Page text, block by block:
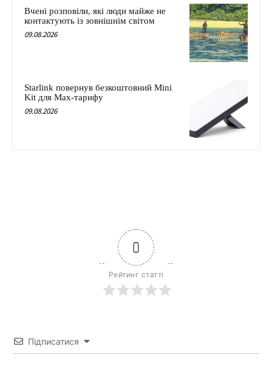
Вчені розповіли, які люди майже не
контактують із зовнішнім світом
09.08.2026
Starlink повернув безкоштовний Mini
Kit для Max-тарифу
09.08.2026
0
Рейтинг статті
Підписатися